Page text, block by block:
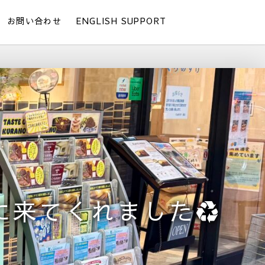
お問い合わせ ENGLISH SUPPORT
来てくれました♻️